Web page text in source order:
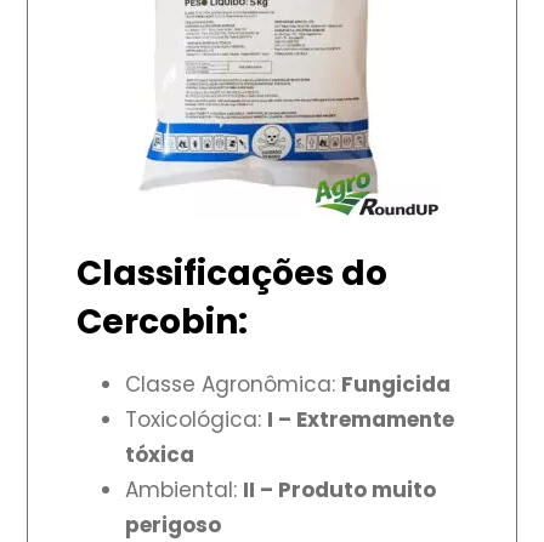
Classificações do
Cercobin:
Classe Agronômica: Fungicida
Toxicológica: I – Extremamente
tóxica
Ambiental: II – Produto muito
perigoso